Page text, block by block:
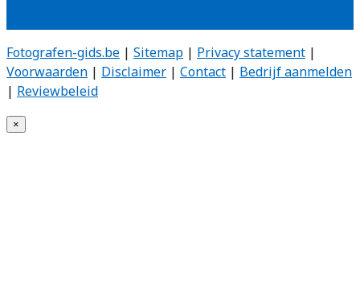
Fotografen-gids.be | Sitemap | Privacy statement |
Voorwaarden | Disclaimer | Contact | Bedrijf aanmelden
| Reviewbeleid
×